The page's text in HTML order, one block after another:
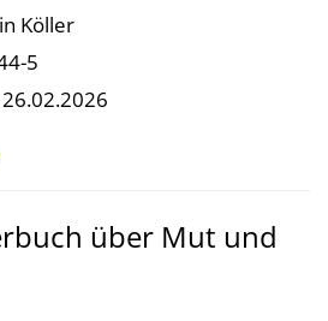
Köller
5
über Mut und